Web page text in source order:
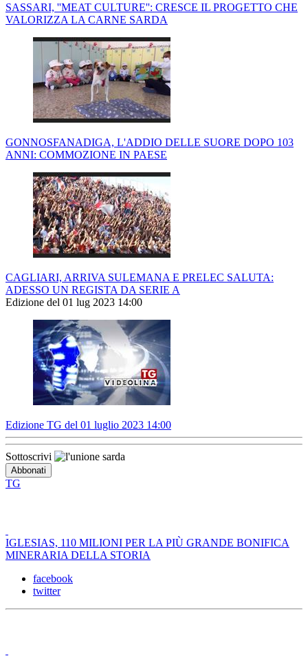
SASSARI, ''MEAT CULTURE'': CRESCE IL PROGETTO CHE
VALORIZZA LA CARNE SARDA
GONNOSFANADIGA, L'ADDIO DELLE SUORE DOPO 103
ANNI: COMMOZIONE IN PAESE
CAGLIARI, ARRIVA SULEMANA E PRELEC SALUTA:
ADESSO UN REGISTA DA SERIE A
Edizione del 01 lug 2023 14:00
Edizione TG del 01 luglio 2023 14:00
Sottoscrivi
TG
IGLESIAS, 110 MILIONI PER LA PIÙ GRANDE BONIFICA
MINERARIA DELLA STORIA
facebook
twitter